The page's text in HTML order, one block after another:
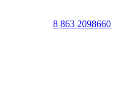
8 863 2098660